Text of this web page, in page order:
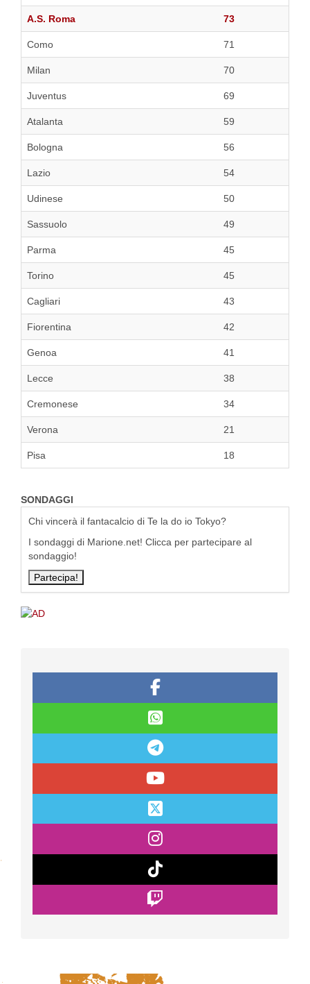
A.S. Roma 73
Como 71
Milan 70
Juventus 69
Atalanta 59
Bologna 56
Lazio 54
Udinese 50
Sassuolo 49
Parma 45
Torino 45
Cagliari 43
Fiorentina 42
Genoa 41
Lecce 38
Cremonese 34
Verona 21
Pisa 18
SONDAGGI
Chi vincerà il fantacalcio di Te la do io Tokyo?
I sondaggi di Marione.net! Clicca per partecipare al
sondaggio!